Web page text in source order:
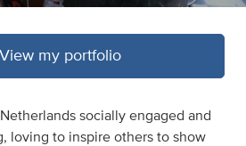
View my portfolio
Netherlands socially engaged and
loving to inspire others to show